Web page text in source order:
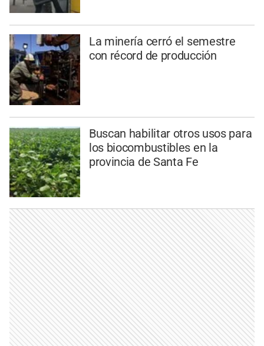
La minería cerró el semestre
con récord de producción
Buscan habilitar otros usos para
los biocombustibles en la
provincia de Santa Fe